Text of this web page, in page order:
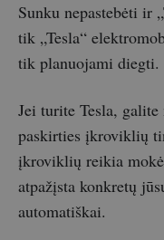
Sunku nepastebėti ir
tik „Tesla“
tik planuojami diegti.
Jei turite Tesla,
paskirties įkroviklių
įkroviklių reikia
atpažįsta konkretų
automatiškai.